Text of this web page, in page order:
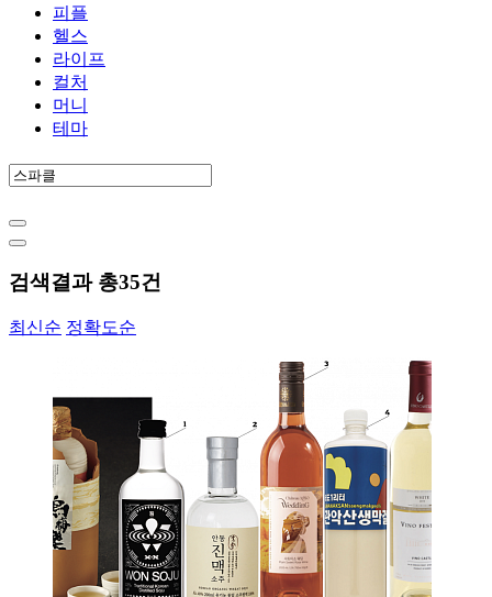
피플
헬스
라이프
컬처
머니
테마
검색결과 총35건
최신순 정확도순